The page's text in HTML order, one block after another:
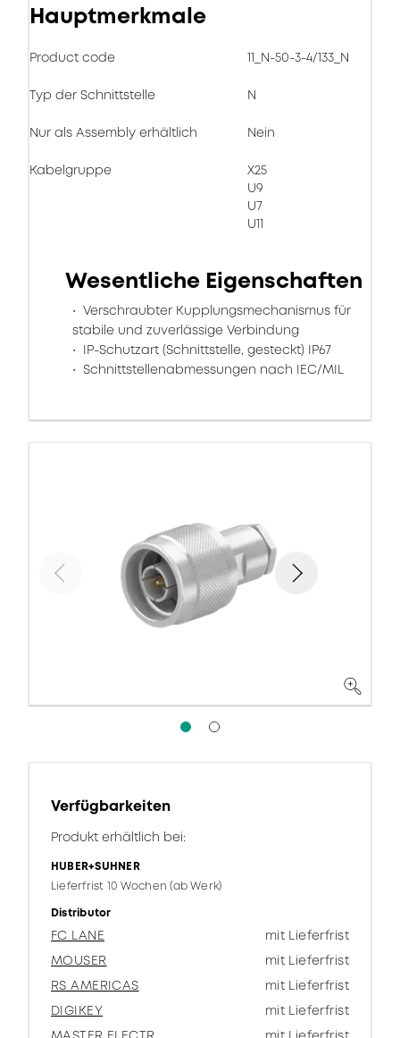
Hauptmerkmale
Product code 11_N-50-3-4/133_N
Typ der Schnittstelle N
Nur als Assembly erhältlich Nein
Kabelgruppe
X25
U9
U7
U11
Wesentliche Eigenschaften
Verschraubter Kupplungsmechanismus für
stabile und zuverlässige Verbindung
IP-Schutzart (Schnittstelle, gesteckt) IP67
Schnittstellenabmessungen nach IEC/MIL
Verfügbarkeiten
Produkt erhältlich bei:
HUBER+SUHNER
Lieferfrist 10 Wochen (ab Werk)
Distributor
FC LANE
mit Lieferfrist
MOUSER
mit Lieferfrist
RS AMERICAS
mit Lieferfrist
DIGIKEY
mit Lieferfrist